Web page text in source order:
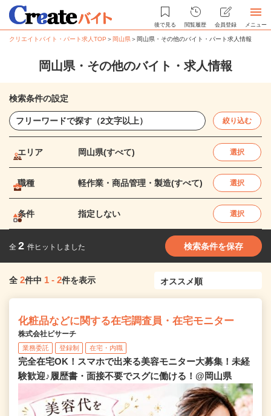
後で見る 閲覧履歴 会員登録 メニュー
クリエイトバイト・パート求人TOP ＞ 岡山県＞ 岡山県・その他のバイト・パート求人情報
岡山県・その他のバイト・求人情報
検索条件の設定
絞り込む
エリア 岡山県(すべて) 選択
職種 軽作業・商品管理・製造(すべて) 選択
条件 指定しない 選択
全 2 件ヒットしました 検索条件を保存
全 2件中 1 - 2件を表示
化粧品などに関する在宅調査員・在宅モニター
株式会社ビサーチ
業務委託 登録制 在宅・内職
完全在宅OK！スマホで出来る美容モニター大募集！未経
験歓迎♪履歴書・面接不要でスグに働ける！@岡山県